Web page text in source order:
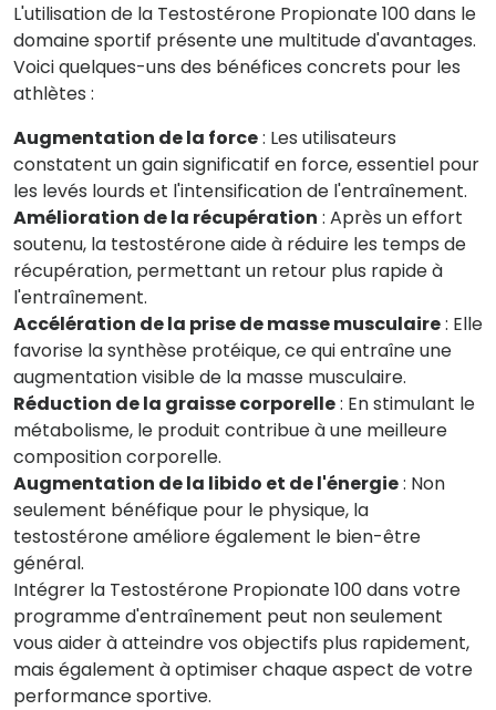
L'utilisation de la Testostérone Propionate 100 dans le
domaine sportif présente une multitude d'avantages.
Voici quelques-uns des bénéfices concrets pour les
athlètes :
Augmentation de la force: Les utilisateurs
constatent un gain significatif en force, essentiel pour
les levés lourds et l'intensification de l'entraînement.
Amélioration de la récupération : Après un effort
soutenu, la testostérone aide à réduire les temps de
récupération, permettant un retour plus rapide à
l'entraînement.
Accélération de la prise de masse musculaire: Elle
favorise la synthèse protéique, ce qui entraîne une
augmentation visible de la masse musculaire.
Réduction de la graisse corporelle: En stimulant le
métabolisme, le produit contribue à une meilleure
composition corporelle.
Augmentation de la libido et de l'énergie: Non
seulement bénéfique pour le physique, la
testostérone améliore également le bien-être
général.
Intégrer la Testostérone Propionate 100 dans votre
programme d'entraînement peut non seulement
vous aider à atteindre vos objectifs plus rapidement,
mais également à optimiser chaque aspect de votre
performance sportive.